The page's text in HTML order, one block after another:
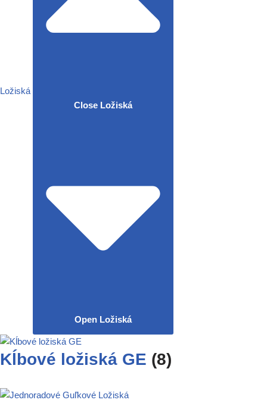
Ložiská
Close Ložiská
Open Ložiská
Kĺbové ložiská GE (8)